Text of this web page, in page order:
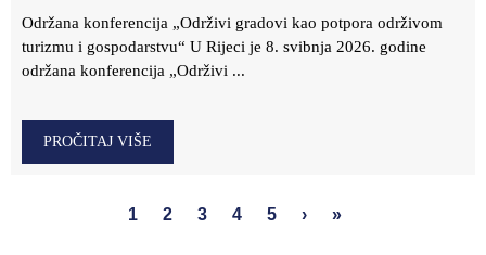
Održana konferencija „Održivi gradovi kao potpora održivom
turizmu i gospodarstvu“ U Rijeci je 8. svibnja 2026. godine
održana konferencija „Održivi ...
PROČITAJ VIŠE
1 2 3 4 5 › »